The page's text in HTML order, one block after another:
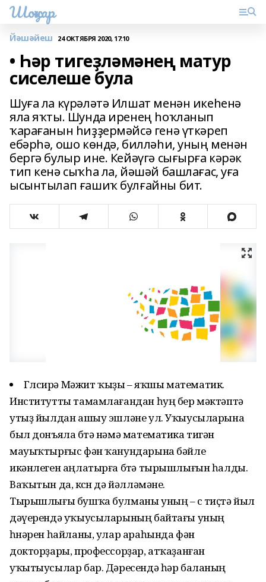
Шоңҡар
Йәшәйеш 24 ОКТЯБРЯ 2020, 17:10
• Һәр тигеҙләмәнең матур
сиселеше була
Шуға ла күрәләтә Илшат менән икеһенә
яла яҡты. Шунда иренең һоҡланып
ҡарағанын һиҙҙермәйсә генә үткәреп
ебәрһә, ошо көндә, билләһи, уның менән
бергә булыр ине. Кейәүгә сығырға кәрәк
тип кенә сыҡһа ла, йәшәй башлағас, уға
ысынтылап ғашиҡ булғайны бит.
Гөлсирә Мәжит ҡыҙы – яҡшы математик.
Институтты тамамлағандан һуң бер мәктәптә
утыҙ йылдан ашыу эшләне ул. Уҡыусыларына
был донъяла бөтә нәмә математика тигән
мауыҡтырғыс фән ҡанундарына бәйле
икәнлеген аңлатырға бөтә тырышлығын һалды.
Ваҡытын да, көсөн дә йәлләмәне.
Тырышлығы бушҡа булманы уның – өс тиҫтә йыл
дәүерендә уҡыусыларының байтағы уның
һөнәрен һайланы, улар араһында фән
докторҙары, профессорҙар, атҡаҙанған
уҡытыусылар бар. Дәресендә һәр баланың